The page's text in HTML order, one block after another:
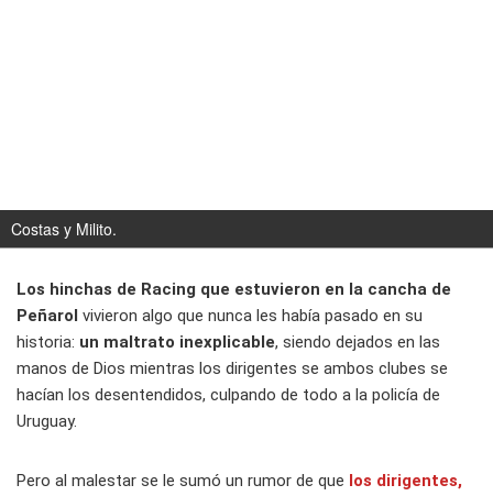
Costas y Milito.
Los hinchas de Racing que estuvieron en la cancha de
Peñarol vivieron algo que nunca les había pasado en su
historia: un maltrato inexplicable, siendo dejados en las
manos de Dios mientras los dirigentes se ambos clubes se
hacían los desentendidos, culpando de todo a la policía de
Uruguay.
Pero al malestar se le sumó un rumor de que los dirigentes,